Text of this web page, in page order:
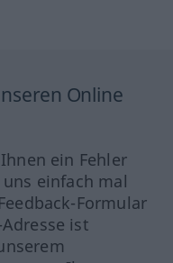
Online
ein Fehler
einfach mal
Formular
ist